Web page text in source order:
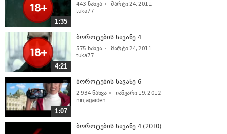
1:35
443 ნახვა
მარტი 24, 2011
tuka77
4:21
ბოროტების სავანე 4
575 ნახვა
მარტი 24, 2011
tuka77
1:07
ბოროტების სავანე 6
2 934 ნახვა
იანვარი 19, 2012
ninjagaiden
ბოროტების სავანე 4 (2010)